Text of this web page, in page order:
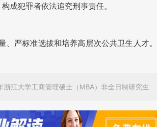
成犯罪者依法追究刑事责任。
严标准选拔和培养高层次公共卫生人才
浙江大学工商管理硕士（MBA）非全日制研究生